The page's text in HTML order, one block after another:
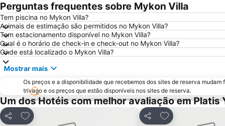
Perguntas frequentes sobre Mykon Villa
Tem piscina no Mykon Villa?
Animais de estimação são permitidos no Mykon Villa?
Tem estacionamento disponível no Mykon Villa?
Qual é o horário de check-in e check-out no Mykon Villa?
Onde está localizado o Mykon Villa?
Mostrar mais
Os preços e a disponibilidade que recebemos dos sites de reserva
trivago e os preços que estão disponíveis nos sites de reserva.
Um dos Hotéis com melhor avaliação em Platis
Partilhar
Adicionar aos favoritos
Partilhar
Adicionar aos